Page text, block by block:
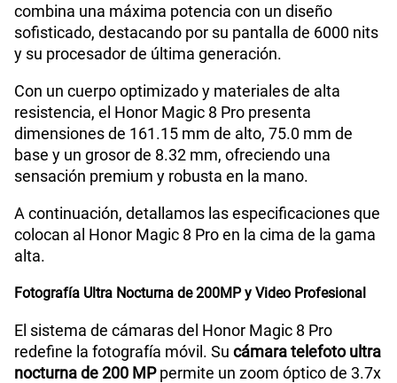
en alta velocidad
S/ 189.90
Paga solo
200GBen alta velocidad
S/ 289.90
Ver menos planes
combina una máxima potencia con un diseño
sofisticado, destacando por su pantalla de 6000 nits
y su procesador de última generación.
Con un cuerpo optimizado y materiales de alta
resistencia, el Honor Magic 8 Pro presenta
dimensiones de 161.15 mm de alto, 75.0 mm de
base y un grosor de 8.32 mm, ofreciendo una
sensación premium y robusta en la mano.
A continuación, detallamos las especificaciones que
colocan al Honor Magic 8 Pro en la cima de la gama
alta.
Fotografía Ultra Nocturna de 200MP y Video Profesional
El sistema de cámaras del Honor Magic 8 Pro
redefine la fotografía móvil. Su cámara telefoto ultra
nocturna de 200 MPpermite un zoom óptico de 3.7x